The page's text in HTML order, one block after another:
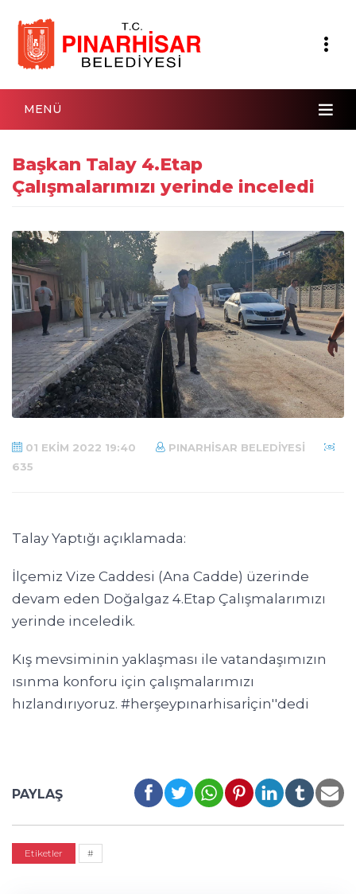
MENÜ
Başkan Talay 4.Etap
Çalışmalarımızı yerinde inceledi
01 EKIM 2022 19:40
PINARHISAR BELEDIYESI
635
Talay Yaptığı açıklamada:
İlçemiz Vize Caddesi (Ana Cadde) üzerinde
devam eden Doğalgaz 4.Etap Çalışmalarımızı
yerinde inceledik.
Kış mevsiminin yaklaşması ile vatandaşımızın
ısınma konforu için çalışmalarımızı
hızlandırıyoruz. #herşeypınarhisari̇çin''dedi
PAYLAŞ
Etiketler #